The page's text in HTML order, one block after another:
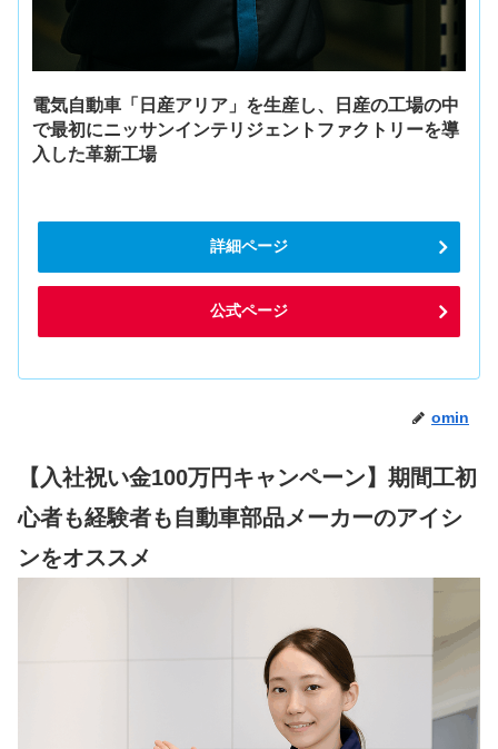
電気自動車「日産アリア」を生産し、日産の工場の中
で最初にニッサンインテリジェントファクトリーを導
入した革新工場
詳細ページ
公式ページ
omin
【入社祝い金100万円キャンペーン】期間工初
心者も経験者も自動車部品メーカーのアイシ
ンをオススメ